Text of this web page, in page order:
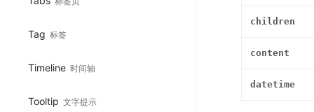
Tag 标签
Timeline 时间轴
Tooltip 文字提示
children
content
datetime